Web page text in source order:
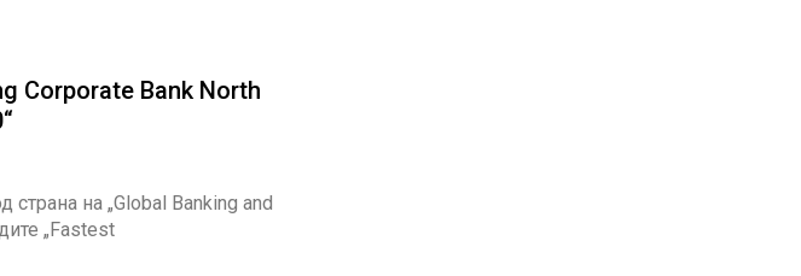
на „Global Banking and
„Fastest